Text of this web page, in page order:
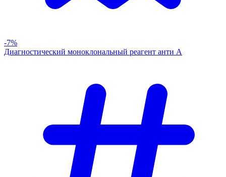
-7%
Диагностический моноклональный реагент анти А